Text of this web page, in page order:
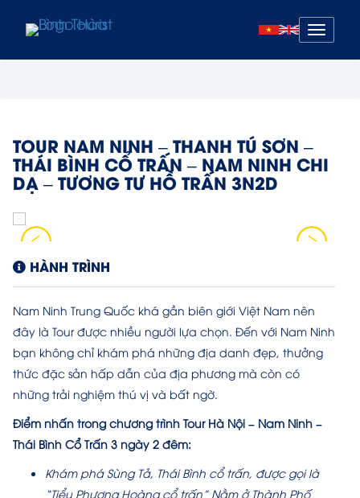
Mở
menu
TOUR NAM NINH – THANH TÚ SƠN –
THÁI BÌNH CỔ TRẤN – NAM NINH CHI
DẠ – TƯƠNG TƯ HỒ TRẤN 3N2D
HÀNH TRÌNH
Nam Ninh Trung Quốc khá gần biên giới Việt Nam nên
đây là Tour được nhiều người lựa chọn. Đến với Nam Ninh
bạn không chỉ khám phá những địa danh đẹp, thưởng
thức đặc sản hấp dẫn của địa phương mà còn có
những trải nghiệm thú vị và bất ngờ.
Điểm nhấn trong chương trình Tour Hà Nội – Nam Ninh –
Thái Bình Cổ Trấn 3 ngày 2 đêm:
Khám phá Sùng Tả, Thái Bình cổ trấn, được gọi là
“Tiểu Phượng Hoàng cổ trấn” Nằm ở Thành Phố